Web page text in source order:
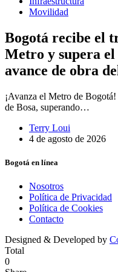
Movilidad
Bogotá recibe el
Metro y supera el
avance de obra
¡Avanza el Metro de
de Bosa, superando…
Terry Loui
4 de agosto de 2026
Bogotá en línea
Nosotros
Política de Privacidad
Política de Cookies
Contacto
Designed & Developed by
Total
0